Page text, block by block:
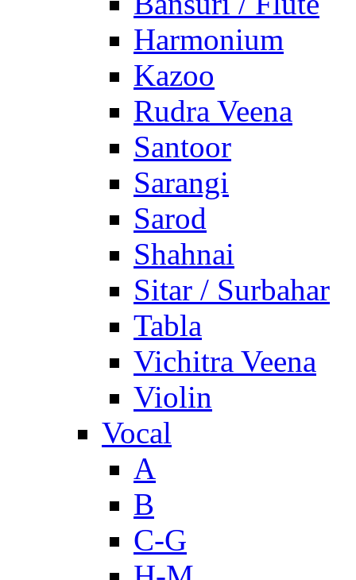
Harmonium
Kazoo
Rudra Veena
Santoor
Sarangi
Sarod
Shahnai
Sitar / Surbahar
Tabla
Vichitra Veena
Violin
Vocal
A
B
C-G